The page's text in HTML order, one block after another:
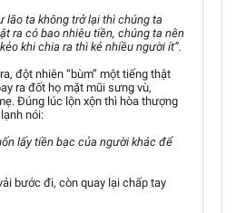
lão ta không trở lại thì chúng ta
ra có bao nhiêu tiền, chúng ta nên
khi chia ra thì kẻ nhiều người ít”.
đột nhiên “bùm” một tiếng thật
ra đốt họ mặt mũi sưng vù,
Đúng lúc lộn xộn thì hòa thượng
nói:
lấy tiền bạc của người khác để
bước đi, còn quay lại chấp tay